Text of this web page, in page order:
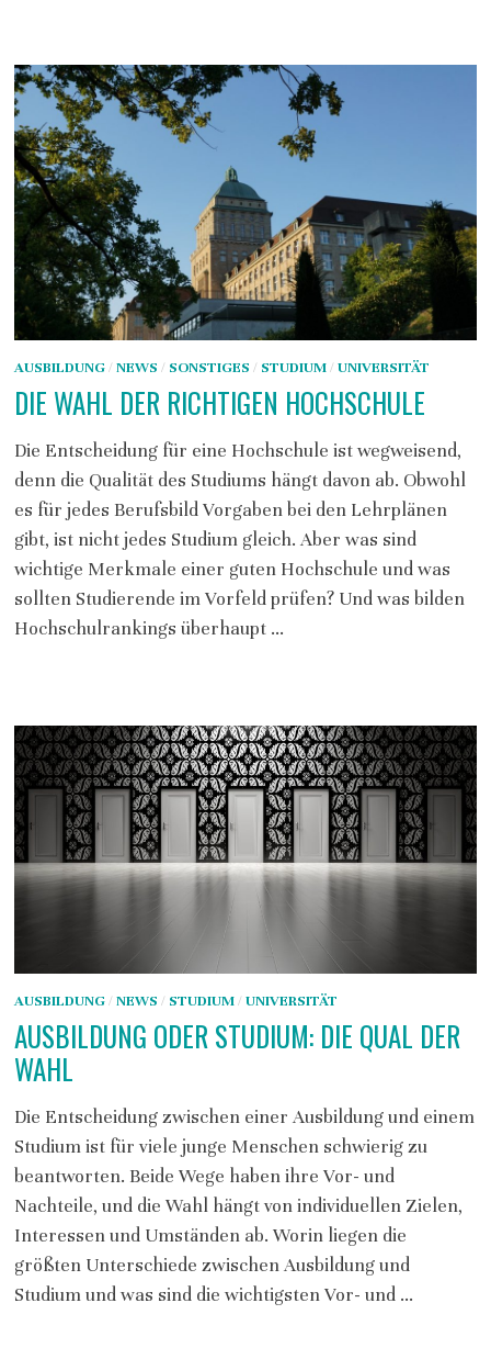
AUSBILDUNG/ NEWS / SONSTIGES / STUDIUM/ UNIVERSITÄT
DIE WAHL DER RICHTIGEN HOCHSCHULE
Die Entscheidung für eine Hochschule ist wegweisend,
denn die Qualität des Studiums hängt davon ab. Obwohl
es für jedes Berufsbild Vorgaben bei den Lehrplänen
gibt, ist nicht jedes Studium gleich. Aber was sind
wichtige Merkmale einer guten Hochschule und was
sollten Studierende im Vorfeld prüfen? Und was bilden
Hochschulrankings überhaupt …
AUSBILDUNG/ NEWS / STUDIUM/ UNIVERSITÄT
AUSBILDUNG ODER STUDIUM: DIE QUAL DER
WAHL
Die Entscheidung zwischen einer Ausbildung und einem
Studium ist für viele junge Menschen schwierig zu
beantworten. Beide Wege haben ihre Vor- und
Nachteile, und die Wahl hängt von individuellen Zielen,
Interessen und Umständen ab. Worin liegen die
größten Unterschiede zwischen Ausbildung und
Studium und was sind die wichtigsten Vor- und …